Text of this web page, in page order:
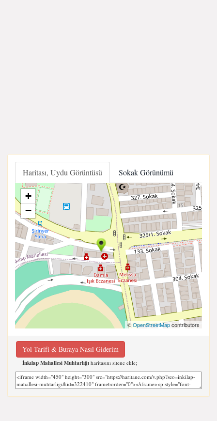
Haritası, Uydu Görüntüsü Sokak Görünümü
+
−
©OpenStreetMapcontributors
Yol Tarifi & Buraya Nasıl Giderim
İnkılap Mahallesi Muhtarlığı haritasını sitene ekle;